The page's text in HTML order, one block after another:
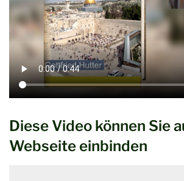
Diese Video können Sie
Webseite einbinden